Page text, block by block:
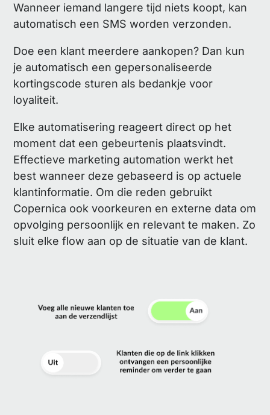
Wanneer iemand langere tijd niets koopt, kan
automatisch een SMS worden verzonden.
Doe een klant meerdere aankopen? Dan kun
je automatisch een gepersonaliseerde
kortingscode sturen als bedankje voor
loyaliteit.
Elke automatisering reageert direct op het
moment dat een gebeurtenis plaatsvindt.
Effectieve marketing automation werkt het
best wanneer deze gebaseerd is op actuele
klantinformatie. Om die reden gebruikt
Copernica ook voorkeuren en externe data om
opvolging persoonlijk en relevant te maken. Zo
sluit elke flow aan op de situatie van de klant.